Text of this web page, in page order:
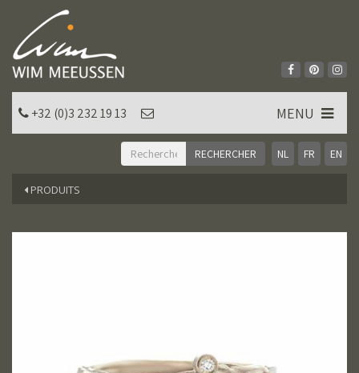
NL FR EN
+32 (0)3 232 19 13 MENU
PRODUITS